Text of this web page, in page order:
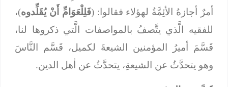
أمرٌ أجازهُ الأئِمَّةُ لهؤلاء فقالوا: ( فَلِلْعَوَامِّ أَنْ يُقَلِّدوه)،
للفقيه الَّذي يتَّصفُ بالمواصفات الَّتي ذكروها لنا،
قَسَّمَ أميرُ المؤمنين الشيعةَ لكميل، قَسَّم النَّاسَ
وهو يتحدَّثُ عن الشيعةِ، يتحدَّثُ عن أهل الدين.